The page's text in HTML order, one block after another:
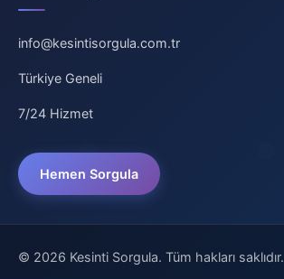
info@kesintisorgula.com.tr
Türkiye Geneli
7/24 Hizmet
Hemen Sorgula
© 2026 Kesinti Sorgula. Tüm hakları saklıdır.